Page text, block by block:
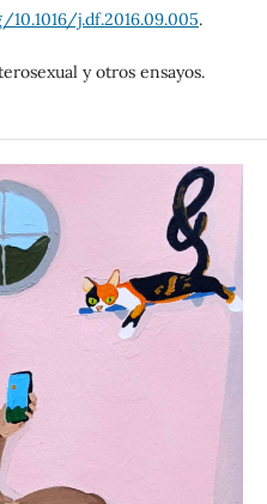
j.df.2016.09.005.
y otros ensayos.